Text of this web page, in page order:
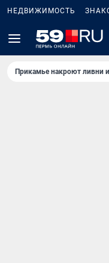
НЕДВИЖИМОСТЬ
Прикамье накроют ливни